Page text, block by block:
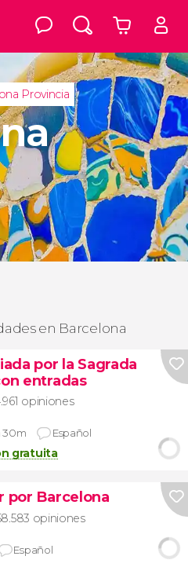
Provincia
en Barcelona
por la Sagrada
entradas
opiniones
30m Español
gratuita
por Barcelona
opiniones
Español